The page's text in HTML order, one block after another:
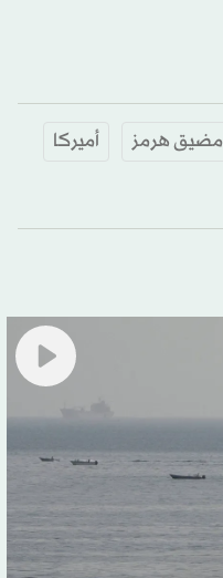
مضيق هرمز
أميركا